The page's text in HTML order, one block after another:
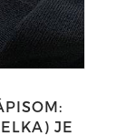
JE